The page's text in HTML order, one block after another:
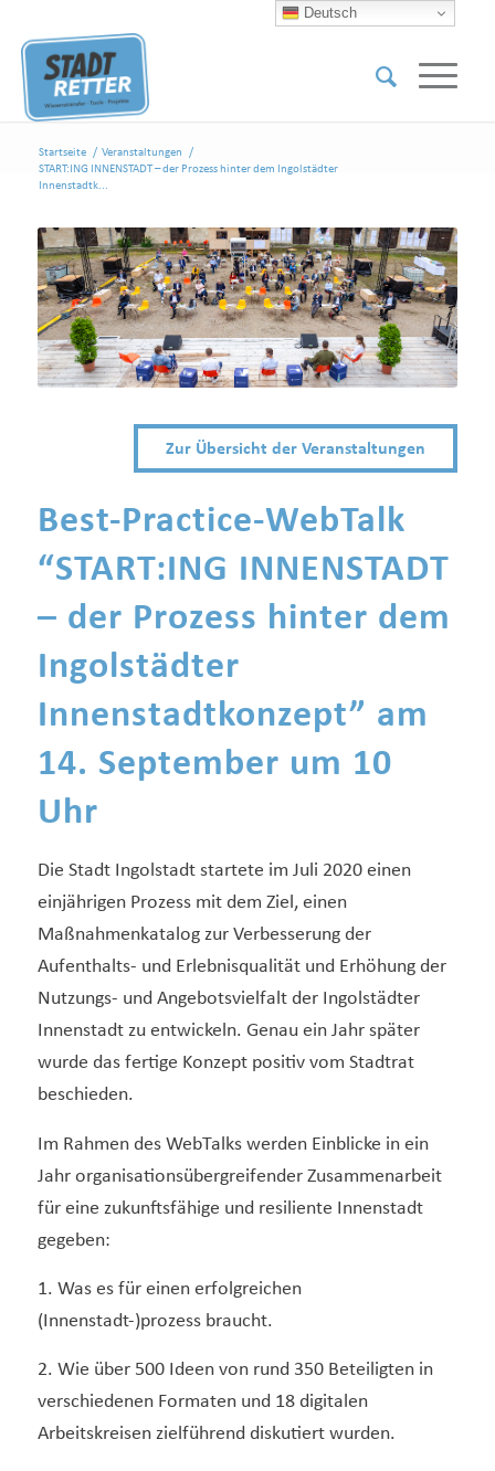
Startseite / Veranstaltungen
/
START:ING INNENSTADT – der Prozess hinter dem Ingolstädter
Innenstadtk...
Zur Übersicht der Veranstaltungen
Best-Practice-WebTalk
“START:ING INNENSTADT
– der Prozess hinter dem
Ingolstädter
Innenstadtkonzept” am
14. September um 10
Uhr
Die Stadt Ingolstadt startete im Juli 2020 einen
einjährigen Prozess mit dem Ziel, einen
Maßnahmenkatalog zur Verbesserung der
Aufenthalts- und Erlebnisqualität und Erhöhung der
Nutzungs- und Angebotsvielfalt der Ingolstädter
Innenstadt zu entwickeln. Genau ein Jahr später
wurde das fertige Konzept positiv vom Stadtrat
beschieden.
Im Rahmen des WebTalks werden Einblicke in ein
Jahr organisationsübergreifender Zusammenarbeit
für eine zukunftsfähige und resiliente Innenstadt
gegeben:
1. Was es für einen erfolgreichen
(Innenstadt-)prozess braucht.
2. Wie über 500 Ideen von rund 350 Beteiligten in
verschiedenen Formaten und 18 digitalen
Arbeitskreisen zielführend diskutiert wurden.
Deutsch